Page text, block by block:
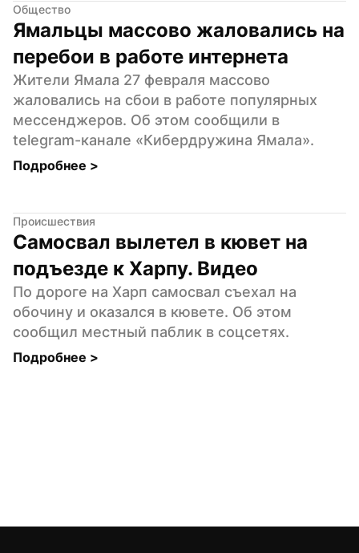
Общество
Ямальцы массово жаловались на
перебои в работе интернета
Жители Ямала 27 февраля массово
жаловались на сбои в работе популярных
мессенджеров. Об этом сообщили в
telegram-канале «Кибердружина Ямала».
Подробнее >
Происшествия
Самосвал вылетел в кювет на
подъезде к Харпу. Видео
По дороге на Харп самосвал съехал на
обочину и оказался в кювете. Об этом
сообщил местный паблик в соцсетях.
Подробнее >